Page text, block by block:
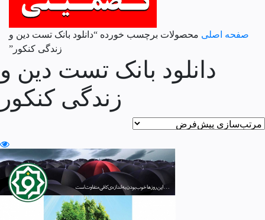
صفحه اصلی محصولات برچسب خورده “دانلود بانک تست دین و
زندگی کنکور”
دانلود بانک تست دین و
زندگی کنکور